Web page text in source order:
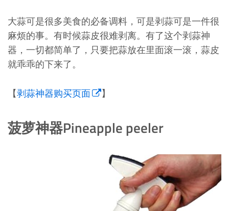
大蒜可是很多美食的必备调料，可是剥蒜可是一件很
麻烦的事。有时候蒜皮很难剥离。有了这个剥蒜神
器，一切都简单了，只要把蒜放在里面滚一滚，蒜皮
就乖乖的下来了。
【剥蒜神器购买页面 】
菠萝神器Pineapple peeler